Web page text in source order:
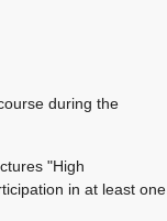
during the
"High
in at least one